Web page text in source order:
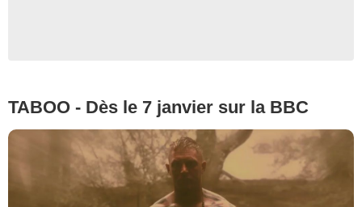
TABOO - Dès le 7 janvier sur la BBC